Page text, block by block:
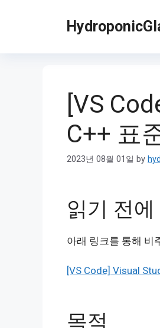
[VS
C++ 표
2023년 08월 01일 by
읽기 전에
아래 링크를 통해 비
[VS Code] Visual
목적